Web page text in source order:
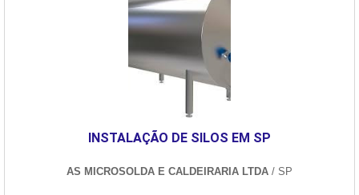
– sendo cada um mais adequado para demandas distintas –, a
fábrica trabalha com produtos para soldagem de:Alta
durabilidade;Eficiência;Qualidade;Entre outros.Ao trabalhar com a
produção de modelos diversificados, a fábrica de peças de solda é
capaz de atender um volume maior e mais diverso de demandas.
organização, o cliente consegue tirar as dúvidas sobre os serviços
do ramo, além de contar com os melhores profissionais e
INSTALAÇÃO DE SILOS EM SP
AS MICROSOLDA E CALDEIRARIA LTDA / SP